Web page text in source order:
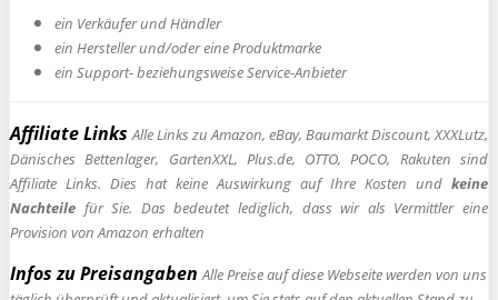
ein Verkäufer und Händler
ein Hersteller und/oder eine Produktmarke
ein Support- beziehungsweise Service-Anbieter
Affiliate Links Alle Links zu Amazon, eBay, Baumarkt Discount, XXXLutz,
Dänisches Bettenlager, GartenXXL, Plus.de, OTTO, POCO, Rakuten sind
Affiliate Links. Dies hat keine Auswirkung auf Ihre Kosten und keine
Nachteile für Sie. Das bedeutet lediglich, dass wir als Vermittler eine
Provision von Amazon erhalten
Infos zu Preisangaben Alle Preise auf diese Webseite werden von uns